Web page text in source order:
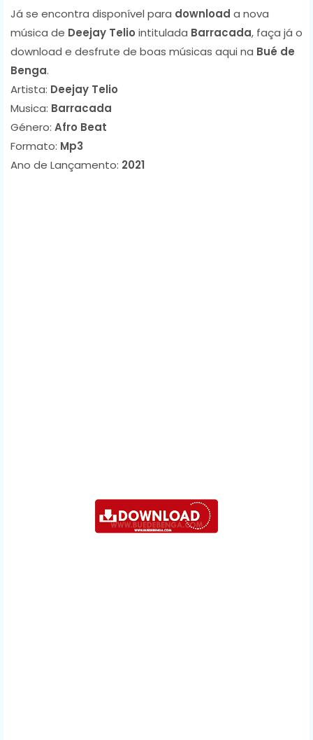
Já se encontra disponível para download a nova
música de Deejay Telio intitulada Barracada, faça já o
download e desfrute de boas músicas aqui na Bué de
Benga.
Artista: Deejay Telio
Musica: Barracada
Género: Afro Beat
Formato: Mp3
Ano de Lançamento: 2021